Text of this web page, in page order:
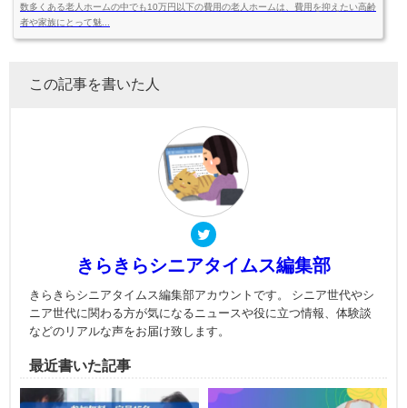
数多くある老人ホームの中でも10万円以下の費用の老人ホームは、費用を抑えたい高齢
者や家族にとって魅...
この記事を書いた人
きらきらシニアタイムス編集部
きらきらシニアタイムス編集部アカウントです。 シニア世代やシ
ニア世代に関わる方が気になるニュースや役に立つ情報、体験談
などのリアルな声をお届け致します。
最近書いた記事